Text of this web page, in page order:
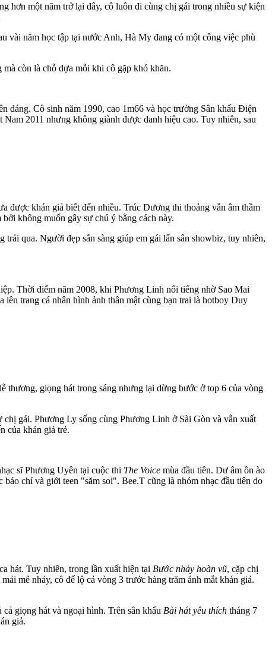
hơn một năm trở lại đây, cô luôn đi cùng chị gái trong nhiều sự kiện
vài năm học tập tại nước Anh, Hà My đang có một công việc phù
còn là chỗ dựa mỗi khi cô gặp khó khăn.
dáng. Cô sinh năm 1990, cao 1m66 và học trường Sân khấu Điện
2011 nhưng không giành được danh hiệu cao. Tuy nhiên, sau
được khán giả biết đến nhiều. Trúc Dương thi thoảng vẫn âm thầm
không muốn gây sự chú ý bằng cách này.
qua. Người đẹp sẵn sàng giúp em gái lấn sân showbiz, tuy nhiên,
Thời điểm năm 2008, khi Phương Linh nổi tiếng nhờ Sao Mai
trang cá nhân hình ảnh thân mật cùng bạn trai là hotboy Duy
thương, giọng hát trong sáng nhưng lại dừng bước ở top 6 của vòng
gái. Phương Ly sống cùng Phương Linh ở Sài Gòn và vẫn xuất
của khán giả trẻ.
sĩ Phương Uyên tại cuộc thi The Voice mùa đầu tiên. Dư âm ồn ào
chí và giới teen "săm soi". Bee.T cũng là nhóm nhạc đầu tiên do
hát. Tuy nhiên, trong lần xuất hiện tại Bước nhảy hoàn vũ, cặp chị
mê nhảy, cô để lộ cả vòng 3 trước hàng trăm ánh mắt khán giả.
giọng hát và ngoại hình. Trên sân khấu Bài hát yêu thích tháng 7
giả.